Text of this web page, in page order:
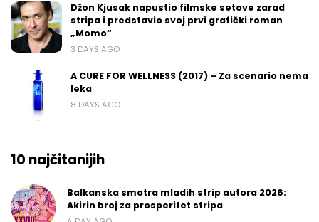
Džon Kjusak napustio filmske setove zarad
stripa i predstavio svoj prvi grafički roman
„Momo“
3 DAYS AGO
A CURE FOR WELLNESS (2017) – Za scenario nema
leka
8 DAYS AGO
10 najčitanijih
Balkanska smotra mladih strip autora 2026:
Akirin broj za prosperitet stripa